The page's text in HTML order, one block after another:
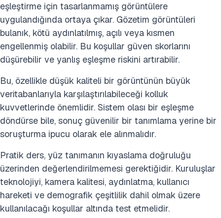
eşleştirme için tasarlanmamış görüntülere
uygulandığında ortaya çıkar. Gözetim görüntüleri
bulanık, kötü aydınlatılmış, açılı veya kısmen
engellenmiş olabilir. Bu koşullar güven skorlarını
düşürebilir ve yanlış eşleşme riskini artırabilir.
Bu, özellikle düşük kaliteli bir görüntünün büyük
veritabanlarıyla karşılaştırılabileceği kolluk
kuvvetlerinde önemlidir. Sistem olası bir eşleşme
döndürse bile, sonuç güvenilir bir tanımlama yerine bir
soruşturma ipucu olarak ele alınmalıdır.
Pratik ders, yüz tanımanın kıyaslama doğruluğu
üzerinden değerlendirilmemesi gerektiğidir. Kuruluşlar
teknolojiyi, kamera kalitesi, aydınlatma, kullanıcı
hareketi ve demografik çeşitlilik dahil olmak üzere
kullanılacağı koşullar altında test etmelidir.